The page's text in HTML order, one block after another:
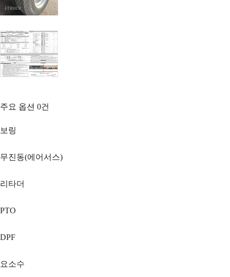
주요 옵션 0건
보링
무진동(에어서스)
리타더
PTO
DPF
요소수